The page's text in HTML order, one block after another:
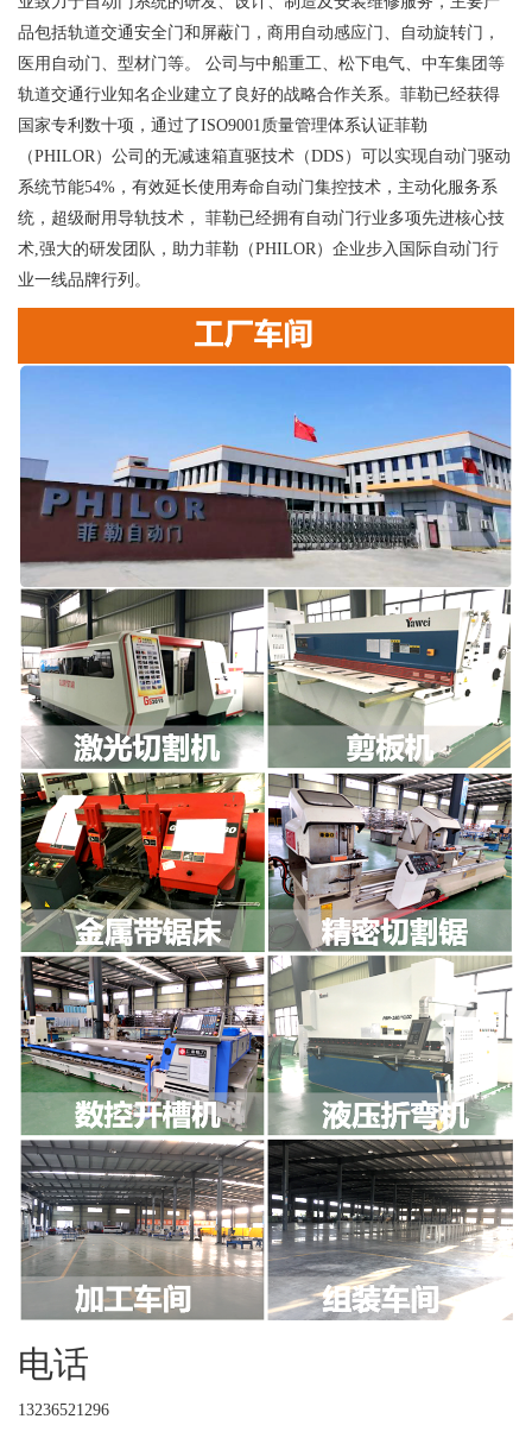
品包括轨道交通安全门和屏蔽门，商用自动感应门、自动旋转门，
医用自动门、型材门等。 公司与中船重工、松下电气、中车集团等
轨道交通行业知名企业建立了良好的战略合作关系。菲勒已经获得
国家专利数十项，通过了ISO9001质量管理体系认证菲勒
（PHILOR）公司的无减速箱直驱技术（DDS）可以实现自动门驱动
系统节能54%，有效延长使用寿命自动门集控技术，主动化服务系
统，超级耐用导轨技术， 菲勒已经拥有自动门行业多项先进核心技
术,强大的研发团队，助力菲勒（PHILOR）企业步入国际自动门行
业一线品牌行列。
电话
13236521296